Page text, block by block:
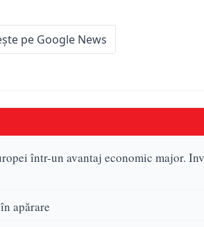
pe Google News
într-un avantaj economic major.
apărare